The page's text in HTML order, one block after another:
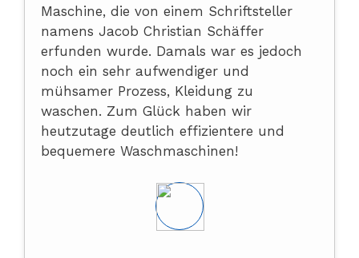
Maschine, die von einem Schriftsteller
namens Jacob Christian Schäffer
erfunden wurde. Damals war es jedoch
noch ein sehr aufwendiger und
mühsamer Prozess, Kleidung zu
waschen. Zum Glück haben wir
heutzutage deutlich effizientere und
bequemere Waschmaschinen!